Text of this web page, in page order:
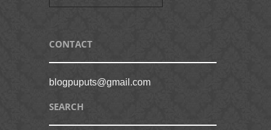
CONTACT
blogpuputs@gmail.com
SEARCH